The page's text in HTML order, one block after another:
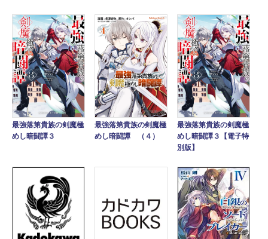
最強落第貴族の剣魔極
めし暗闘譚３
最強落第貴族の剣魔極
めし暗闘譚 （４）
最強落第貴族の剣魔極
めし暗闘譚３【電子特
別版】